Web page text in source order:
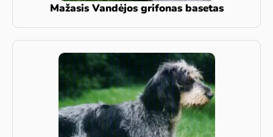
Mažasis Vandėjos grifonas basetas